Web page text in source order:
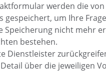
werden die
um Ihre
Speicherung nicht mehr
bestehen.
Dienstleister
über die jeweiligen